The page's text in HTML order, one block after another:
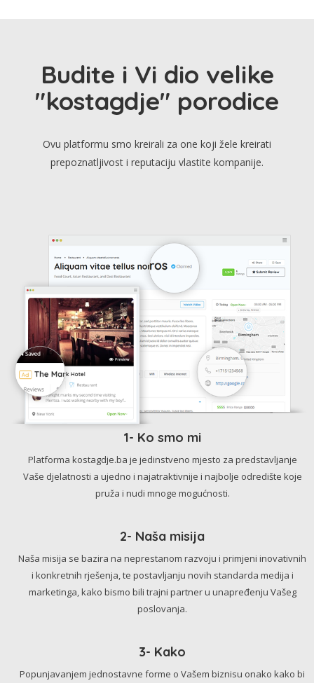
Budite i Vi dio velike
"kostagdje" porodice
Ovu platformu smo kreirali za one koji žele kreirati
prepoznatljivost i reputaciju vlastite kompanije.
1- Ko smo mi
Platforma kostagdje.ba je jedinstveno mjesto za predstavljanje
Vaše djelatnosti a ujedno i najatraktivnije i najbolje odredište koje
pruža i nudi mnoge mogućnosti.
2- Naša misija
Naša misija se bazira na neprestanom razvoju i primjeni inovativnih
i konkretnih rješenja, te postavljanju novih standarda medija i
marketinga, kako bismo bili trajni partner u unapređenju Vašeg
poslovanja.
3- Kako
Popunjavanjem jednostavne forme o Vašem biznisu onako kako bi